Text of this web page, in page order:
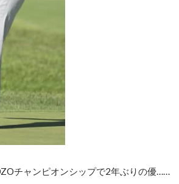
チャンピオンシップで2年ぶりの優……